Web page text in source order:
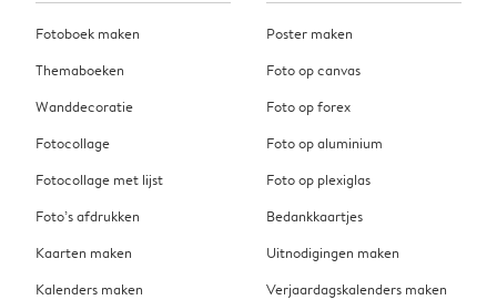
Fotoboek maken
Themaboeken
Wanddecoratie
Fotocollage
Fotocollage met lijst
Foto’s afdrukken
Kaarten maken
Kalenders maken
Poster maken
Foto op canvas
Foto op forex
Foto op aluminium
Foto op plexiglas
Bedankkaartjes
Uitnodigingen maken
Verjaardagskalenders maken